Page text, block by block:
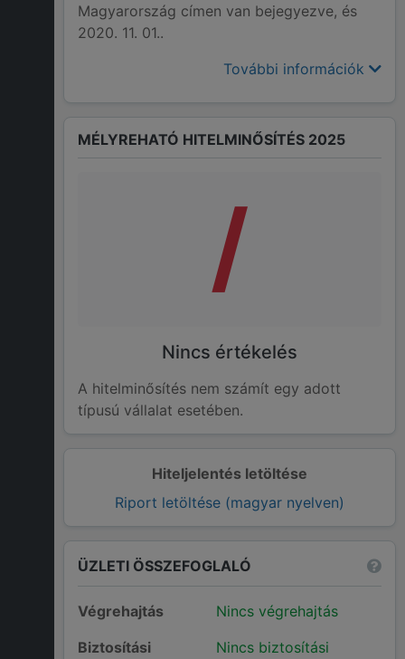
Magyarország címen van bejegyezve, és
2020. 11. 01..
További információk
Hiteljelentés letöltése
Riport letöltése (magyar nyelven)
MÉLYREHATÓ HITELMINŐSÍTÉS 2025
/
Nincs értékelés
A hitelminősítés nem számít egy adott
típusú vállalat esetében.
ÜZLETI ÖSSZEFOGLALÓ
Végrehajtás
Nincs végrehajtás
Biztosítási
Nincs biztosítási